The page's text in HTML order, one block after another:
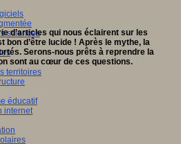
sciences
territoires
éducatif
internet
d’articles qui nous éclairent sur les
d’être lucide ! Après le mythe, la
Serons-nous prêts à reprendre la
sont au cœur de ces questions.